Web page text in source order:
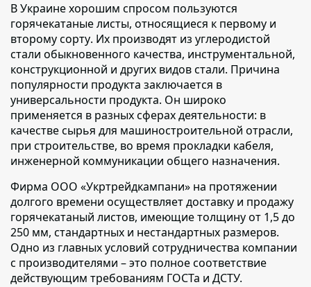
В Украине хорошим спросом пользуются
горячекатаные листы, относящиеся к первому и
второму сорту. Их производят из углеродистой
стали обыкновенного качества, инструментальной,
конструкционной и других видов стали. Причина
популярности продукта заключается в
универсальности продукта. Он широко
применяется в разных сферах деятельности: в
качестве сырья для машиностроительной отрасли,
при строительстве, во время прокладки кабеля,
инженерной коммуникации общего назначения.
Фирма ООО «Укртрейдкампани» на протяжении
долгого времени осуществляет доставку и продажу
горячекатаный листов, имеющие толщину от 1,5 до
250 мм, стандартных и нестандартных размеров.
Одно из главных условий сотрудничества компании
с производителями – это полное соответствие
действующим требованиям ГОСТа и ДСТУ.